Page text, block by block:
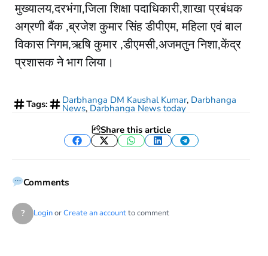
मुख्यालय,दरभंगा,जिला शिक्षा पदाधिकारी,शाखा प्रबंधक
अग्रणी बैंक ,ब्रजेश कुमार सिंह डीपीएम, महिला एवं बाल
विकास निगम,ऋषि कुमार ,डीएमसी,अजमतुन निशा,केंद्र
प्रशासक ने भाग लिया।
Tags: Darbhanga DM Kaushal Kumar, ​Darbhanga
News, Darbhanga News today
Share this article
Facebook
TwitterWhatsApp
LinkedInTelegram
Comments
? LoginorCreate an accountto comment